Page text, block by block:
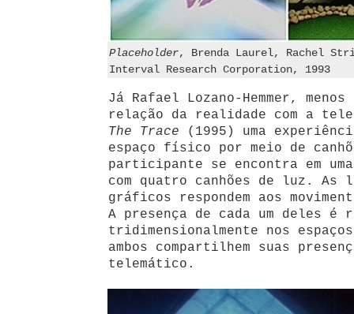
Placeholder, Brenda Laurel, Rachel
Interval Research Corporation, 1993
Já Rafael Lozano-Hemmer,
relação da realidade com a
The Trace (1995) uma
espaço físico por meio de
participante se encontra em
com quatro canhões de luz. As
gráficos respondem aos
A presença de cada um deles é
tridimensionalmente nos
ambos compartilhem suas
telemático.